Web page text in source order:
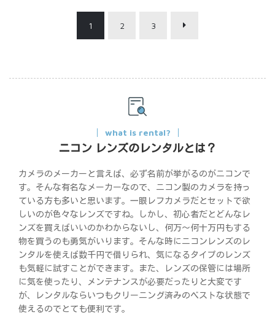
1 2 3
what is rental?
ニコン レンズのレンタルとは？
カメラのメーカーと言えば、必ず名前が挙がるのがニコンで
す。そんな有名なメーカーなので、ニコン製のカメラを持っ
ている方も多いと思います。一眼レフカメラだとセットで欲
しいのが色々なレンズですね。しかし、初心者だとどんなレ
ンズを買えばいいのかわからないし、何万～何十万円もする
物を買うのも勇気がいります。そんな時にニコンレンズのレ
ンタルを使えば数千円で借りられ、気になるタイプのレンズ
も気軽に試すことができます。また、レンズの保管には場所
に気を使ったり、メンテナンスが必要だったりと大変です
が、レンタルならいつもクリーニング済みのベストな状態で
使えるのでとても便利です。